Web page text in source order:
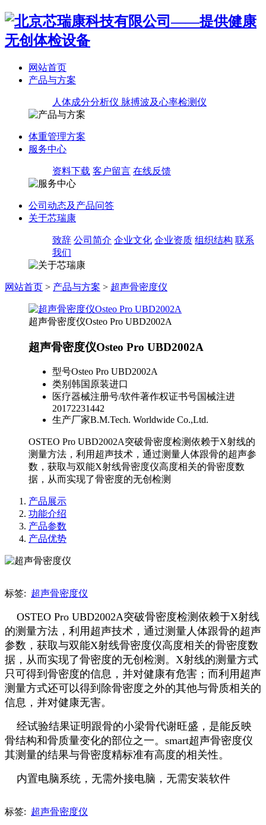
网站首页
产品与方案
人体成分分析仪 脉搏波及心率检测仪
体重管理方案
服务中心
资料下载 客户留言 在线反馈
公司动态及产品问答
关于芯瑞康
致辞 公司简介 企业文化 企业资质 组织结构 联系
我们
网站首页 > 产品与方案 > 超声骨密度仪
超声骨密度仪Osteo Pro UBD2002A
超声骨密度仪Osteo Pro UBD2002A
型号Osteo Pro UBD2002A
类别 韩国原装进口
医疗器械注册号/软件著作权证书号国械注进
20172231442
生产厂家B.M.Tech. Worldwide Co.,Ltd.
OSTEO Pro UBD2002A突破骨密度检测依赖于X射线的
测量方法，利用超声技术，通过测量人体跟骨的超声参
数，获取与双能X射线骨密度仪高度相关的骨密度数
据，从而实现了骨密度的无创检测
产品展示
功能介绍
产品参数
产品优势
标签: 超声骨密度仪
OSTEO Pro UBD2002A突破骨密度检测依赖于X射线
的测量方法，利用超声技术，通过测量人体跟骨的超声
参数，获取与双能X射线骨密度仪高度相关的骨密度数
据，从而实现了骨密度的无创检测。X射线的测量方式
只可得到骨密度的信息，并对健康有危害；而利用超声
测量方式还可以得到除骨密度之外的其他与骨质相关的
信息，并对健康无害。
经试验结果证明跟骨的小梁骨代谢旺盛，是能反映
骨结构和骨质量变化的部位之一。smart超声骨密度仪
其测量的结果与骨密度精标准有高度的相关性。
内置电脑系统，无需外接电脑，无需安装软件
标签: 超声骨密度仪